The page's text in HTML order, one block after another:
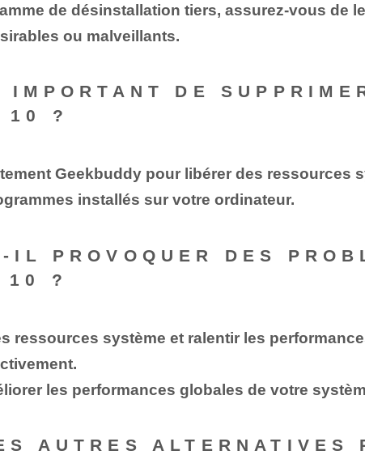
de désinstallation tiers, assurez-vous de
ou malveillants.
DE
10 ?
Geekbuddy pour libérer des ressources
installés sur votre ordinateur.
PROVOQUER DES
10 ?
ressources système et ralentir les
les performances globales de votre
AUTRES ALTERNATIVES